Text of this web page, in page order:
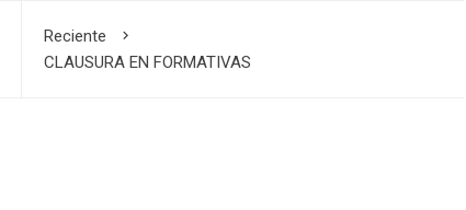
Reciente
CLAUSURA EN FORMATIVAS